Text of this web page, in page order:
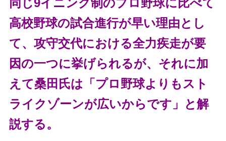
同じ9イニング制のプロ野球に比べて
高校野球の試合進行が早い理由とし
て、攻守交代における全力疾走が要
因の一つに挙げられるが、それに加
えて桑田氏は「プロ野球よりもスト
ライクゾーンが広いからです」と解
説する。